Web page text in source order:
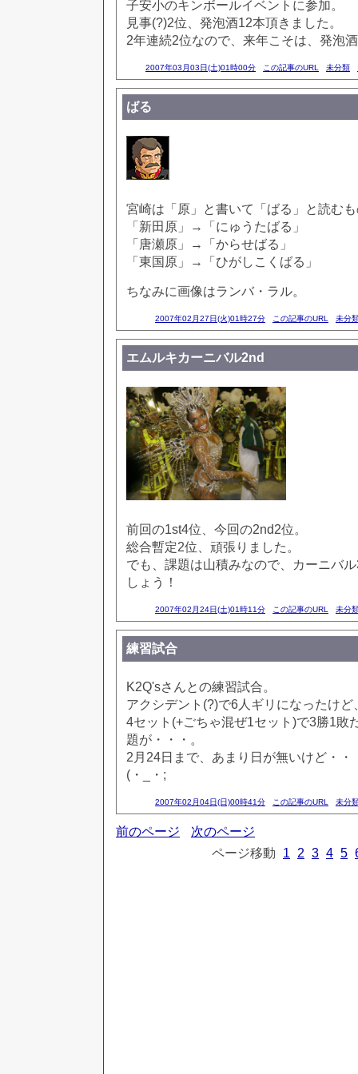
子安小のキンボールイベントに参加。
見事(?)2位、発泡酒12本頂きました。
2年連続2位なので、来年こそは、発泡
2007年03月03日(土)01時00分 この記事のURL 未分類
ばる
宮崎は「原」と書いて「ばる」と読む
「新田原」→「にゅうたばる」
「唐瀬原」→「からせばる」
「東国原」→「ひがしこくばる」
ちなみに画像はランバ・ラル。
2007年02月27日(火)01時27分 この記事のURL 未分
エムルキカーニバル2nd
前回の1st4位、今回の2nd2位。
総合暫定2位、頑張りました。
でも、課題は山積みなので、カーニバ
しょう！
2007年02月24日(土)01時11分 この記事のURL 未分
練習試合
K2Q'sさんとの練習試合。
アクシデント(?)で6人ギリになったけ
4セット(+ごちゃ混ぜ1セット)で3勝1敗
題が・・・。
2月24日まで、あまり日が無いけど・・
(・_・;
2007年02月04日(日)00時41分 この記事のURL 未分
前のページ
次のページ
ページ移動
1 2 3 4 5